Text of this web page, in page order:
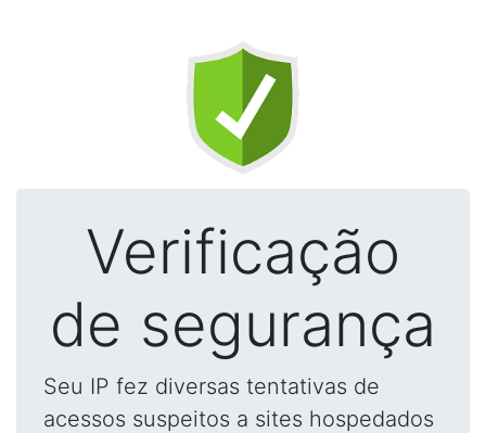
Verificação
de segurança
Seu IP fez diversas tentativas de
acessos suspeitos a sites hospedados